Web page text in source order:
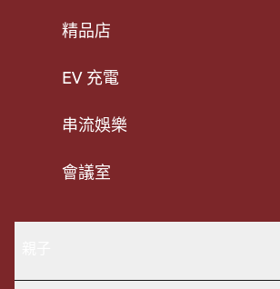
精品店
EV 充電
串流娛樂
會議室